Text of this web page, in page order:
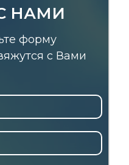
НАМИ
форму
с Вами